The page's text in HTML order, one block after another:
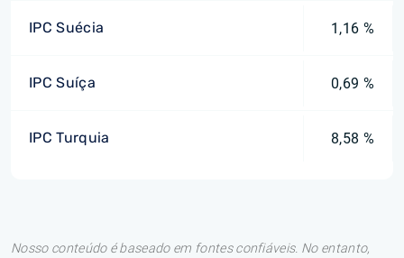
IPC Suécia 1,16 %
IPC Suíça 0,69 %
IPC Turquia 8,58 %
Nosso conteúdo é baseado em fontes confiáveis. No entanto,